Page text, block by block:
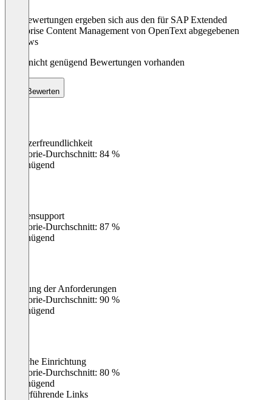
Die Bewertungen ergeben sich aus den für SAP Extended
Enterprise Content Management von OpenText abgegebenen
Reviews
Noch nicht genügend Bewertungen vorhanden
Bewerten
Benutzerfreundlichkeit
Kategorie-Durchschnitt: 84 %
Ungenügend
Kundensupport
Kategorie-Durchschnitt: 87 %
Ungenügend
Erfüllung der Anforderungen
Kategorie-Durchschnitt: 90 %
Ungenügend
Einfache Einrichtung
Kategorie-Durchschnitt: 80 %
Ungenügend
Weiterführende Links